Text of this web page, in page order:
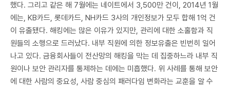
했다. 그리고 같은 해 7월에는 네이트에서 3,500만 건이, 2014년 1월
에는, KB카드, 롯데카드, NH카드 3사의 개인정보가 모두 합해 1억 건
이 유출됐다. 해킹에는 많은 이유가 있지만, 관리에 대한 소홀함과 직
원들의 소행으로 드러났다. 내부 직원에 의한 정보유출은 빈번히 일어
나고 있다. 금융회사들이 전산망의 해킹을 막는 데 집중하느라 내부 직
원이나 보안 관리자를 통제하는 데에는 미흡했다. 위 사례를 통해 보안
에 대한 사람의 중요성, 사람 중심의 패러다임 변화라는 교훈을 알 수